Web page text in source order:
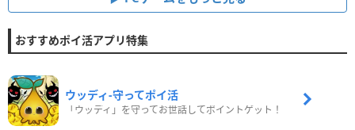
おすすめポイ活アプリ特集
ウッディ‐守ってポイ活
「ウッディ」を守ってお世話してポイントゲット！